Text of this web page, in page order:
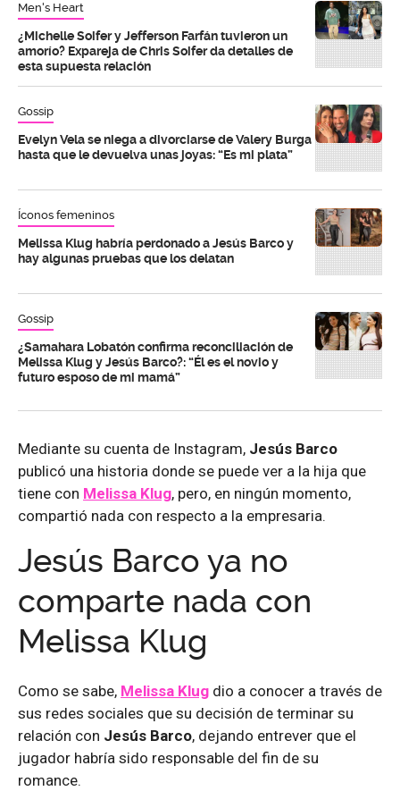
Men's Heart
¿Michelle Soifer y Jefferson Farfán tuvieron un
amorío? Expareja de Chris Soifer da detalles de
esta supuesta relación
Gossip
Evelyn Vela se niega a divorciarse de Valery Burga
hasta que le devuelva unas joyas: “Es mi plata”
Íconos femeninos
Melissa Klug habría perdonado a Jesús Barco y
hay algunas pruebas que los delatan
Gossip
¿Samahara Lobatón confirma reconciliación de
Melissa Klug y Jesús Barco?: “Él es el novio y
futuro esposo de mi mamá”
Mediante su cuenta de Instagram, Jesús Barco
publicó una historia donde se puede ver a la hija que
tiene con Melissa Klug, pero, en ningún momento,
compartió nada con respecto a la empresaria.
Jesús Barco ya no
comparte nada con
Melissa Klug
Como se sabe, Melissa Klug dio a conocer a través de
sus redes sociales que su decisión de terminar su
relación con Jesús Barco, dejando entrever que el
jugador habría sido responsable del fin de su
romance.